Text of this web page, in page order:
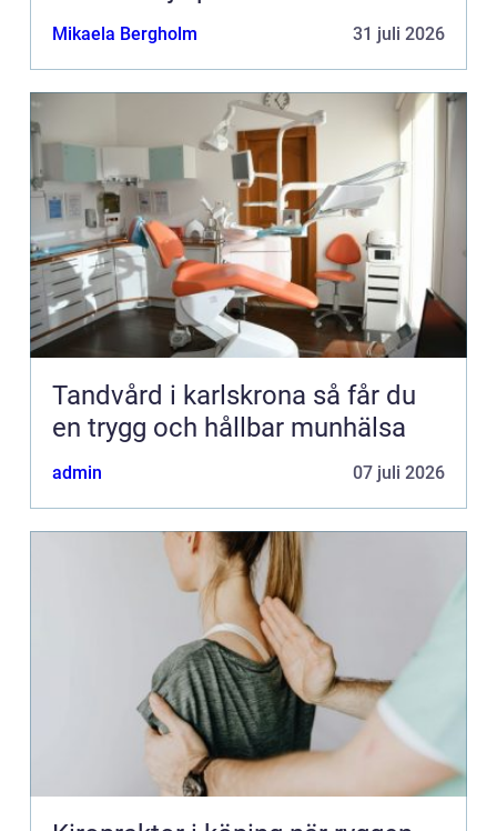
Mikaela Bergholm 31 juli 2026
Tandvård i karlskrona så får du
en trygg och hållbar munhälsa
admin 07 juli 2026